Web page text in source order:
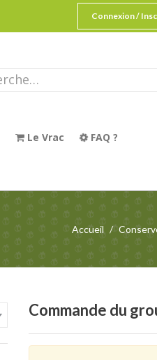
Connexion /
Le Vrac FAQ ?
Accueil
Commande du